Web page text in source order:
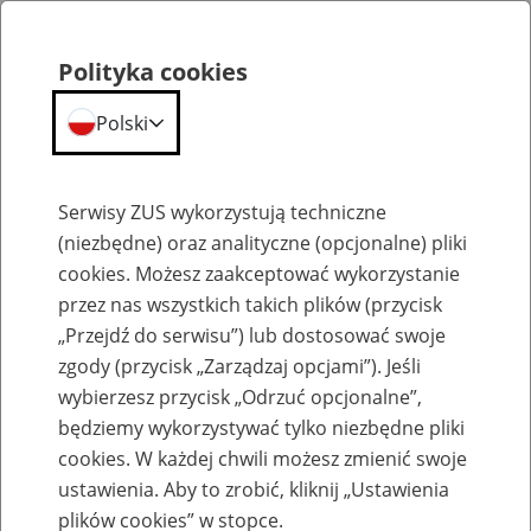
Emerytury
Baza zlikwidowanych lub
przekształconych zakładów pracy
Polityka cookies
Polski
Serwisy ZUS wykorzystują techniczne
(niezbędne) oraz analityczne (opcjonalne) pliki
cookies. Możesz zaakceptować wykorzystanie
przez nas wszystkich takich plików (przycisk
„Przejdź do serwisu”) lub dostosować swoje
zgody (przycisk „Zarządzaj opcjami”). Jeśli
wybierzesz przycisk „Odrzuć opcjonalne”,
będziemy wykorzystywać tylko niezbędne pliki
cookies. W każdej chwili możesz zmienić swoje
ustawienia. Aby to zrobić, kliknij „Ustawienia
plików cookies” w stopce.